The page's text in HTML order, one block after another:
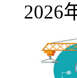
2026